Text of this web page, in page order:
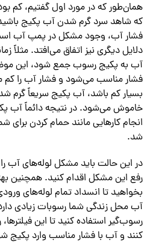
همان‌طور که در مورد اول گفتیم، کم‌
که شاهد سرد گرم شدن آب پکیج
فشار آب، وجود مشکل در پمپ آب
دلایل دیگری نیز اتفاق می‌افتد. مثلاً
آب به پکیج رسوب جمع شود، این
فشار مناسب می‌شود و فشار آب را کم
بسیار کم باشد، آب پکیج سریعاً
خاموش می‌شود. در نتیجه دائماً آب
انجام کارهایی مانند حمام کردن برای
شد.
در این حالت باید مشکل لوله‌های آب را
رفع این مشکل اقدام کنید. همچنین
بخواهید تا انسداد تمام لوله‌های
آب محل زندگی شما رسوبات زیادی
رسوب‌گیر استفاده کنید تا این
کنند و آب با فشار مناسب وارد پکیج